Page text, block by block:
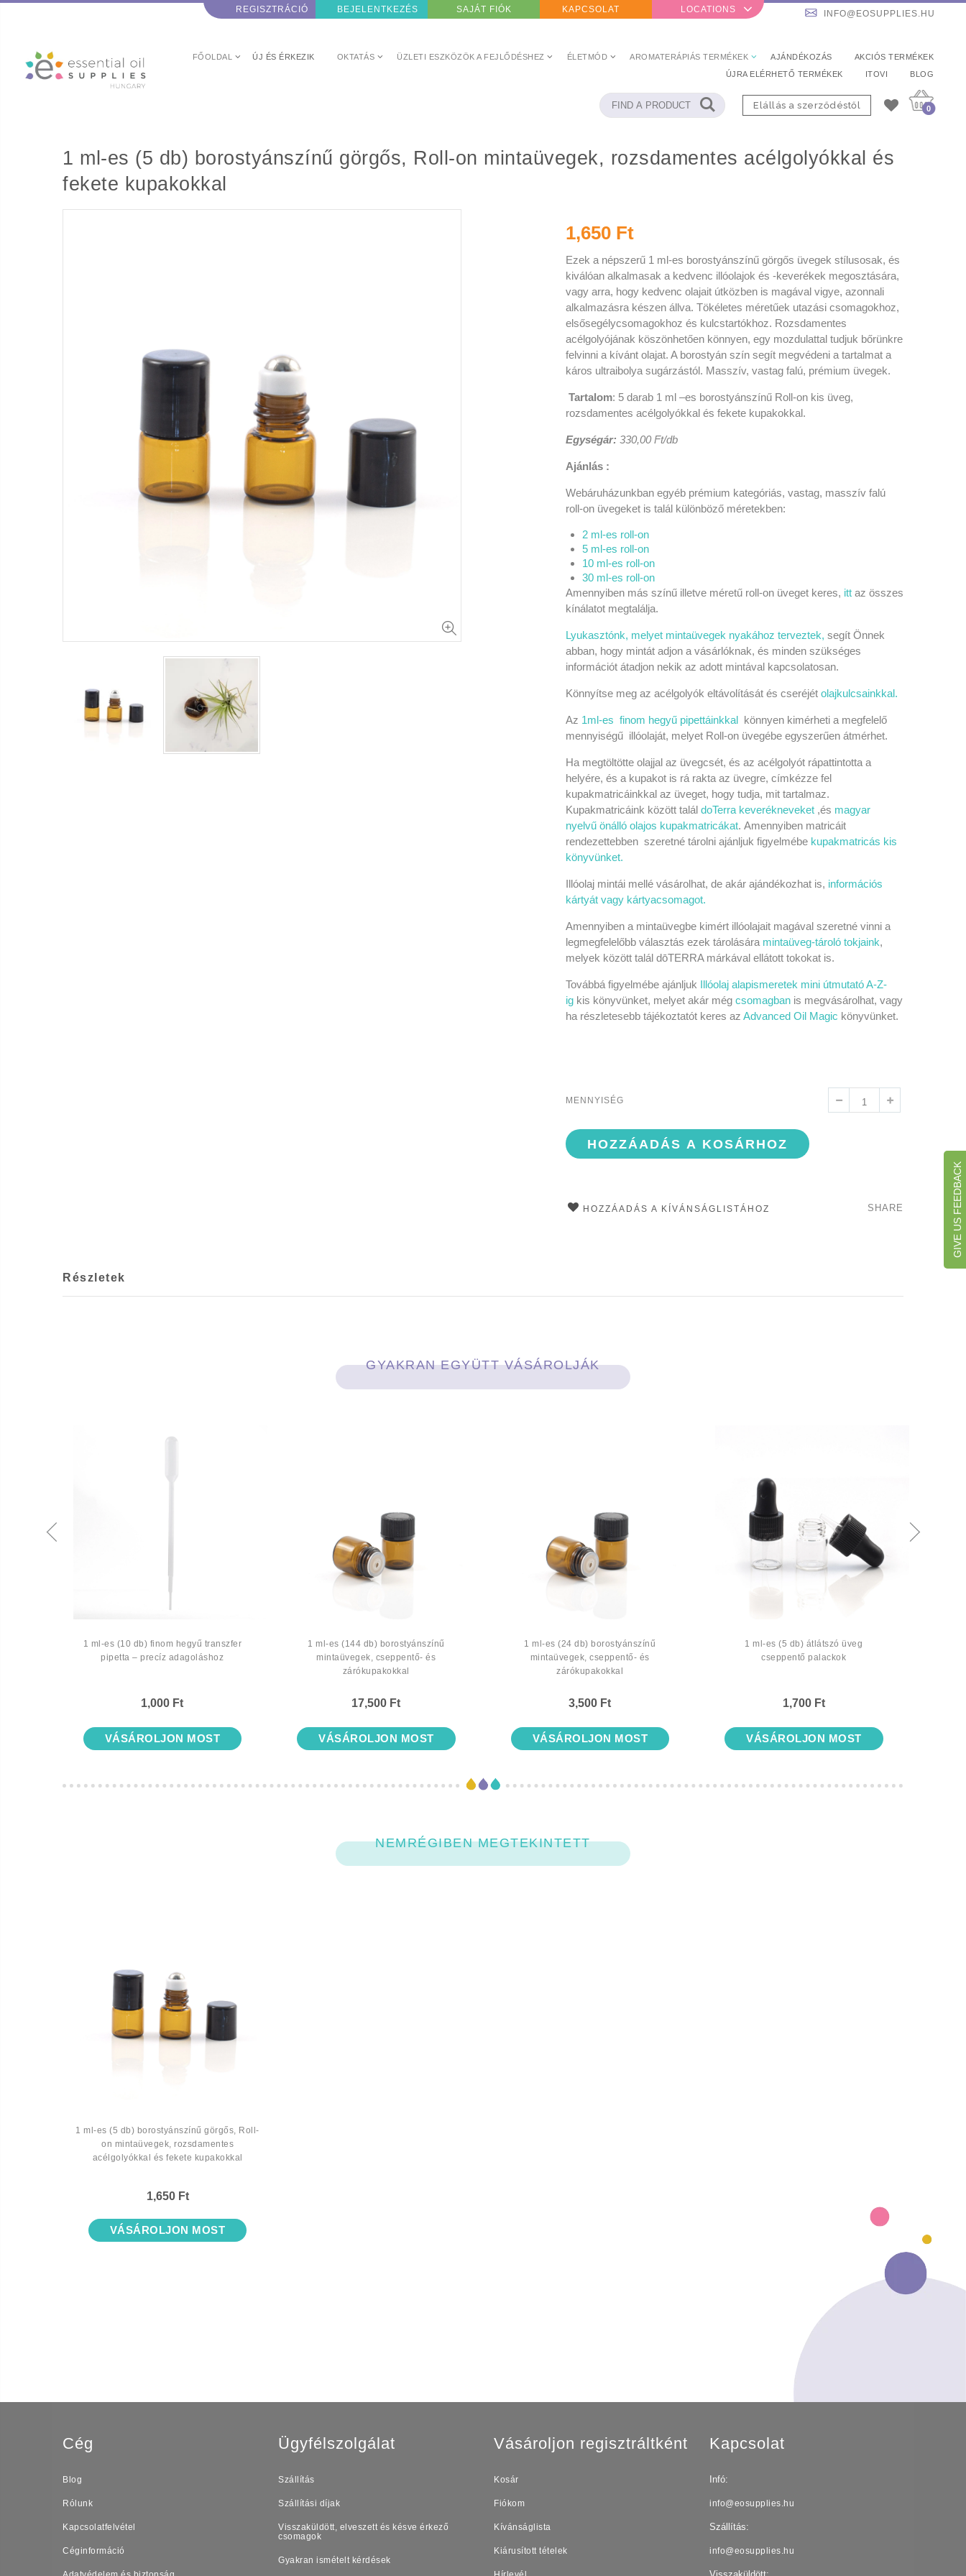
REGISZTRÁCIÓ BEJELENTKEZÉS SAJÁT FIÓK KAPCSOLAT LOCATIONS INFO@EOSUPPLIES.HU
FŐOLDAL ÚJ ÉS ÉRKEZIK OKTATÁS ÜZLETI ESZKÖZÖK A FEJLŐDÉSHEZ ÉLETMÓD AROMATERÁPIÁS TERMÉKEK AJÁNDÉKOZÁS
AKCIÓS TERMÉKEK
ÚJRA ELÉRHETŐ TERMÉKEK
ITOVI BLOG
0
Elállás a szerződéstől
1 ml-es (5 db) borostyánszínű görgős, Roll-on mintaüvegek, rozsdamentes acélgolyókkal és
fekete kupakokkal
1,650 Ft
Ezek a népszerű 1 ml-es borostyánszínű görgős üvegek stílusosak, és
kiválóan alkalmasak a kedvenc illóolajok és -keverékek megosztására,
vagy arra, hogy kedvenc olajait útközben is magával vigye, azonnali
alkalmazásra készen állva. Tökéletes méretűek utazási csomagokhoz,
elsősegélycsomagokhoz és kulcstartókhoz. Rozsdamentes
acélgolyójának köszönhetően könnyen, egy mozdulattal tudjuk bőrünkre
felvinni a kívánt olajat. A borostyán szín segít megvédeni a tartalmat a
káros ultraibolya sugárzástól. Masszív, vastag falú, prémium üvegek.
Tartalom: 5 darab 1 ml –es borostyánszínű Roll-on kis üveg,
rozsdamentes acélgolyókkal és fekete kupakokkal.
Egységár: 330,00Ft/db
Ajánlás :
Webáruházunkban egyéb prémium kategóriás, vastag, masszív falú
roll-on üvegeket is talál különböző méretekben:
2 ml-es roll-on
5 ml-es roll-on
10 ml-es roll-on
30 ml-es roll-on
Amennyiben más színű illetve méretű roll-on üveget keres, itt az összes
kínálatot megtalálja.
Lyukasztónk, melyet mintaüvegek nyakához terveztek, segít Önnek
abban, hogy mintát adjon a vásárlóknak, és minden szükséges
információt átadjon nekik az adott mintával kapcsolatosan.
Könnyítse meg az acélgolyók eltávolítását és cseréjét olajkulcsainkkal.
Az 1ml-es finom hegyű pipettáinkkal könnyen kimérheti a megfelelő
mennyiségű illóolaját, melyet Roll-on üvegébe egyszerűen átmérhet.
Ha megtöltötte olajjal az üvegcsét, és az acélgolyót rápattintotta a
helyére, és a kupakot is rá rakta az üvegre, címkézze fel
kupakmatricáinkkal az üveget, hogy tudja, mit tartalmaz.
Kupakmatricáink között talál doTerra keverékneveket ,és magyar
nyelvű önálló olajos kupakmatricákat. Amennyiben matricáit
rendezettebben szeretné tárolni ajánljuk figyelmébe kupakmatricás kis
könyvünket.
Illóolaj mintái mellé vásárolhat, de akár ajándékozhat is, információs
kártyát vagy kártyacsomagot.
Amennyiben a mintaüvegbe kimért illóolajait magával szeretné vinni a
legmegfelelőbb választás ezek tárolására mintaüveg-tároló tokjaink,
melyek között talál dōTERRA márkával ellátott tokokat is.
Továbbá figyelmébe ajánljuk Illóolaj alapismeretek mini útmutató A-Z-
ig kis könyvünket, melyet akár még csomagban is megvásárolhat, vagy
ha részletesebb tájékoztatót keres az Advanced Oil Magic könyvünket.
MENNYISÉG
HOZZÁADÁS A KOSÁRHOZ
HOZZÁADÁS A KÍVÁNSÁGLISTÁHOZ SHARE
Részletek
GYAKRAN EGYÜTT VÁSÁROLJÁK
1 ml-es (10 db) finom hegyű transzfer
pipetta – precíz adagoláshoz
1,000 Ft
VÁSÁROLJON MOST
1 ml-es (144 db) borostyánszínű
mintaüvegek, cseppentő- és
zárókupakokkal
17,500 Ft
VÁSÁROLJON MOST
1 ml-es (24 db) borostyánszínű
mintaüvegek, cseppentő- és
zárókupakokkal
3,500 Ft
VÁSÁROLJON MOST
1 ml-es (5 db) átlátszó üveg
cseppentő palackok
1,700 Ft
VÁSÁROLJON MOST
NEMRÉGIBEN MEGTEKINTETT
1 ml-es (5 db) borostyánszínű görgős, Roll-
on mintaüvegek, rozsdamentes
acélgolyókkal és fekete kupakokkal
1,650 Ft
VÁSÁROLJON MOST
GIVE US FEEDBACK
Cég
Blog
Rólunk
Kapcsolatfelvétel
Céginformáció
Ügyfélszolgálat
Szállítás
Szállítási díjak
Visszaküldött, elveszett és késve érkező
csomagok
Gyakran ismételt kérdések
Vásároljon regisztráltként
Kosár
Fiókom
Kívánságlista
Kiárusított tételek
Kapcsolat
Infó:
info@eosupplies.hu
Szállítás:
info@eosupplies.hu